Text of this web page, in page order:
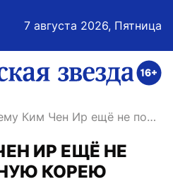
7 августа 2026, Пятница
ссылка на главную
Ким Чен Ир ещё не посетил Южную Корею
ИР ЕЩЁ НЕ
КОРЕЮ